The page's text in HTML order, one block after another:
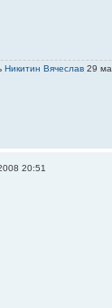
Никитин Вячеслав 29
20:51